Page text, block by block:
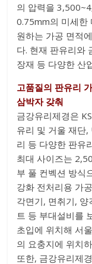
의 압력을
0.75mm의 미세한
원하는 가공 면적
다. 현재 판유리와
장재 등 다양한 산
고품질의 판유리
삼박자 갖춰
금강유리제경은
유리 및 거울 재단
리 등 다양한 판유
최대 사이즈는
부 풀 컨벡션 방식
강화 전처리용 가
각면기, 면취기,
트 등 부대설비를
초입에 위치해 서
의 요충지에 위치
또한, 금강유리제